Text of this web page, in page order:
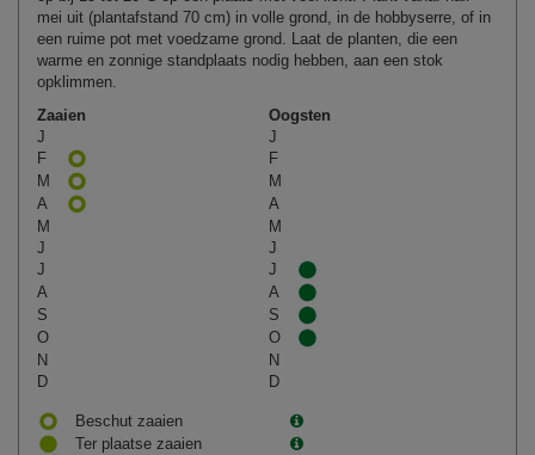
mei uit (plantafstand 70 cm) in volle grond, in de hobbyserre, of in
een ruime pot met voedzame grond. Laat de planten, die een
warme en zonnige standplaats nodig hebben, aan een stok
opklimmen.
Zaaien
Oogsten
J
J
F
F
M
M
A
A
M
M
J
J
J
J
A
A
S
S
O
O
N
N
D
D
Beschut zaaien
Ter plaatse zaaien